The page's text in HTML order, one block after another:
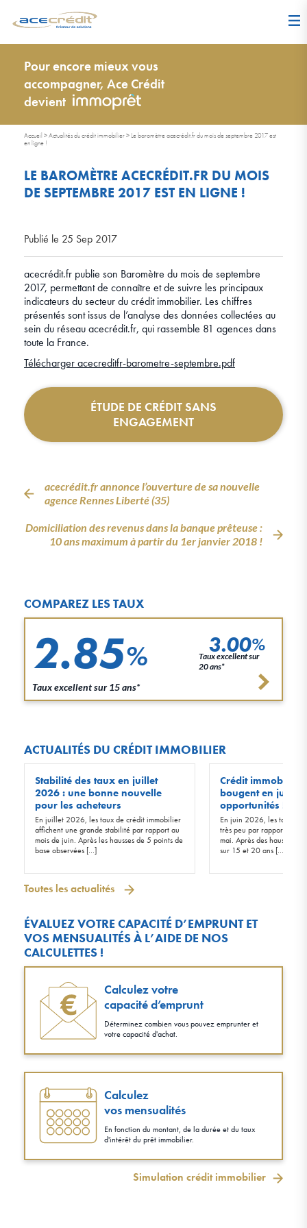
Pour encore mieux vous
accompagner, Ace Crédit
devient
Accueil >Actualités du crédit immobilier> Le baromètre acecrédit.fr du mois de septembre 2017 est
en ligne !
LE BAROMÈTRE ACECRÉDIT.FR DU MOIS
DE SEPTEMBRE 2017 EST EN LIGNE !
Publié le 25 Sep 2017
acecrédit.fr publie son Baromètre du mois de septembre
2017, permettant de connaître et de suivre les principaux
indicateurs du secteur du crédit immobilier. Les chiffres
présentés sont issus de l’analyse des données collectées au
sein du réseau acecrédit.fr, qui rassemble 81 agences dans
toute la France.
Télécharger acecreditfr-barometre-septembre.pdf
ÉTUDE DE CRÉDIT SANS
ENGAGEMENT
acecrédit.fr annonce l’ouverture de sa nouvelle
agence Rennes Liberté (35)
Domiciliation des revenus dans la banque prêteuse :
10 ans maximum à partir du 1er janvier 2018 !
COMPAREZ LES TAUX
2.85%
Taux excellent sur 15 ans*
3.00%
Taux excellent sur
20 ans*
ACTUALITÉS DU CRÉDIT IMMOBILIER
Stabilité des taux en juillet
2026 : une bonne nouvelle
pour les acheteurs
En juillet 2026, les taux de crédit immobilier
affichent une grande stabilité par rapport au
mois de juin. Après les hausses de 5 points de
base observées […]
Crédit immobilier
bougent en juin
opportunités !
En juin 2026, les taux
très peu par rapport à
mai. Après des hausses
sur 15 et 20 ans […]
Toutes les actualités
ÉVALUEZ VOTRE CAPACITÉ D’EMPRUNT ET
VOS MENSUALITÉS À L’AIDE DE NOS
CALCULETTES !
Calculez votre
capacité d’emprunt
Déterminez combien vous pouvez emprunter et
votre capacité d'achat.
Calculez
vos mensualités
En fonction du montant, de la durée et du taux
d'intérêt du prêt immobilier.
Simulation crédit immobilier